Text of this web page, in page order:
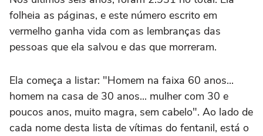
folheia as páginas, e este número escrito em
vermelho ganha vida com as lembranças das
pessoas que ela salvou e das que morreram.
Ela começa a listar: "Homem na faixa 60 anos...
homem na casa de 30 anos... mulher com 30 e
poucos anos, muito magra, sem cabelo". Ao lado de
cada nome desta lista de vítimas do fentanil, está o